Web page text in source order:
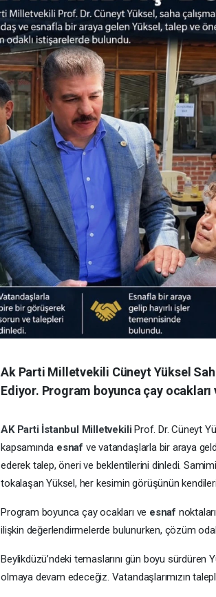
Ak Parti Milletvekili Cüneyt Yüksel
Ediyor. Program boyunca çay
AK Parti İstanbul MilletvekiliProf. Dr. Cüneyt
kapsamında esnaf ve vatandaşlarla bir araya
ederek talep, öneri ve beklentilerini dinledi.
tokalaşan Yüksel, her kesimin görüşünün
Program boyunca çay ocakları ve esnaf
ilişkin değerlendirmelerde bulunurken, çözüm
Beylikdüzü’ndeki temaslarını gün boyu sürdüren
olmaya devam edeceğiz. Vatandaşlarımızın